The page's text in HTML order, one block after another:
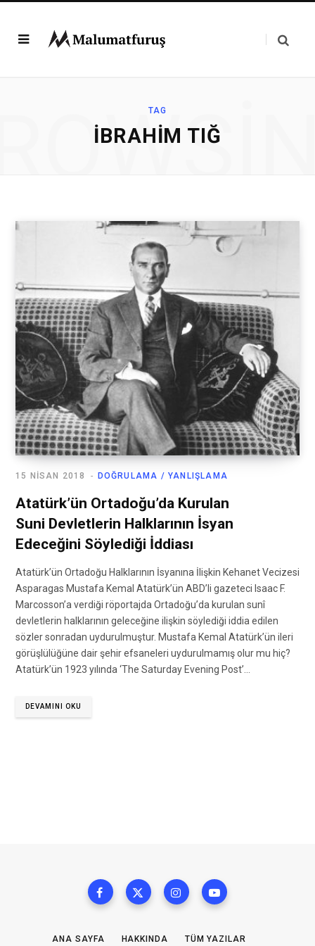
TAG
İBRAHIM TIĞ
DOĞRULAMA / YANLIŞLAMA
15 NISAN 2018
Atatürk’ün Ortadoğu’da Kurulan
Suni Devletlerin Halklarının İsyan
Edeceğini Söylediği İddiası
Atatürk’ün Ortadoğu Halklarının İsyanına İlişkin Kehanet Vecizesi
Asparagas Mustafa Kemal Atatürk’ün ABD’li gazeteci Isaac F.
Marcosson’a verdiği röportajda Ortadoğu’da kurulan sunî
devletlerin halklarının geleceğine ilişkin söylediği iddia edilen
sözler sonradan uydurulmuştur. Mustafa Kemal Atatürk’ün ileri
görüşlülüğüne dair şehir efsaneleri uydurulmamış olur mu hiç?
Atatürk’ün 1923 yılında ‘The Saturday Evening Post’…
DEVAMINI OKU
ANA SAYFA HAKKINDA TÜM YAZILAR